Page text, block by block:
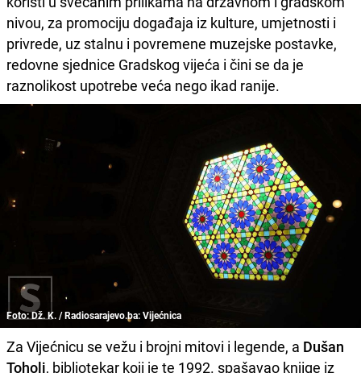
nivou, za promociju događaja iz kulture, umjetnosti i
privrede, uz stalnu i povremene muzejske postavke,
redovne sjednice Gradskog vijeća i čini se da je
raznolikost upotrebe veća nego ikad ranije.
Foto: Dž. K. / Radiosarajevo.ba: Vijećnica
Za Vijećnicu se vežu i brojni mitovi i legende, a Dušan
Toholj, bibliotekar koji je te 1992. spašavao knjige iz